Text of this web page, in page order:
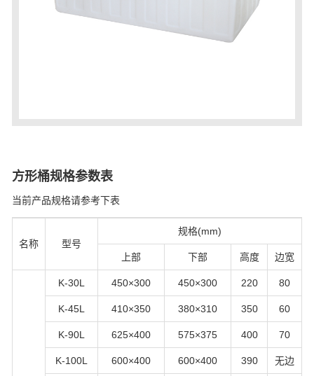
方形桶规格参数表
当前产品规格请参考下表
名称 型号
规格(mm)
上部 下部 高度 边宽
K-30L 450×300 450×300 220 80
K-45L 410×350 380×310 350 60
K-90L 625×400 575×375 400 70
K-100L 600×400 600×400 390 无边